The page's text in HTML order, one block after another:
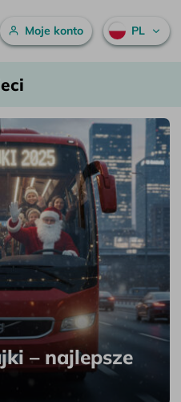
Menu główne
Moje konto PL
– najlepsze